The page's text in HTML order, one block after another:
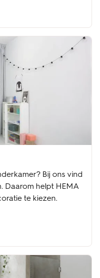
Bij ons vind
Daarom helpt HEMA
te kiezen.